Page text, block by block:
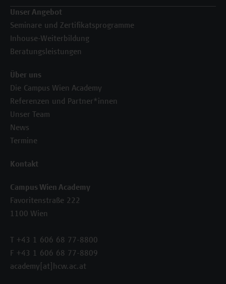
Unser Angebot
Seminare und Zertifikatsprogramme
Inhouse-Weiterbildung
Beratungsleistungen
Über uns
Die Campus Wien Academy
Referenzen und Partner*innen
Unser Team
News
Termine
Kontakt
Campus Wien Academy
Favoritenstraße 222
1100 Wien
T +43 1 606 68 77-8800
F +43 1 606 68 77-8809
academy[at]hcw.ac.at